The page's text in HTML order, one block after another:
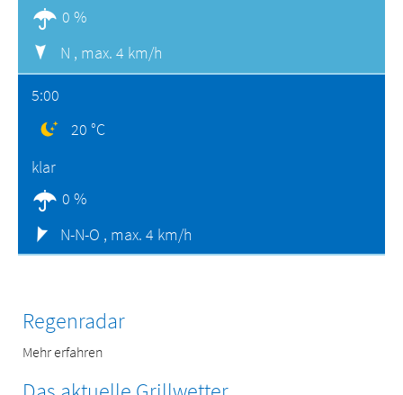
0 %
N , max. 4 km/h
5:00
20 °C
klar
0 %
N-N-O , max. 4 km/h
Regenradar
Mehr erfahren